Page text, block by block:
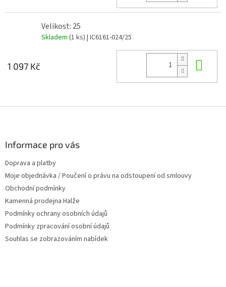
Velikost: 25
Skladem (1 ks) | IC6161-024/25
1 097 Kč
Informace pro vás
Doprava a platby
Moje objednávka / Poučení o právu na odstoupení od smlouvy
Obchodní podmínky
Kamenná prodejna Halže
Podmínky ochrany osobních údajů
Podmínky zpracování osobní údajů
Souhlas se zobrazováním nabídek